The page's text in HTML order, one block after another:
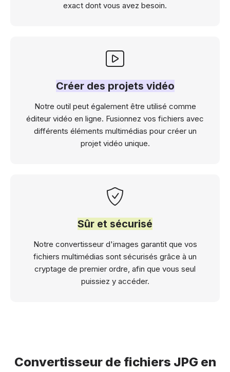
exact dont vous avez besoin.
Créer des projets vidéo
Notre outil peut également être utilisé comme
éditeur vidéo en ligne. Fusionnez vos fichiers avec
différents éléments multimédias pour créer un
projet vidéo unique.
Sûr et sécurisé
Notre convertisseur d'images garantit que vos
fichiers multimédias sont sécurisés grâce à un
cryptage de premier ordre, afin que vous seul
puissiez y accéder.
Convertisseur de fichiers JPG en